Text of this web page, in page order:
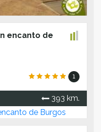
encanto de
1
393 km.